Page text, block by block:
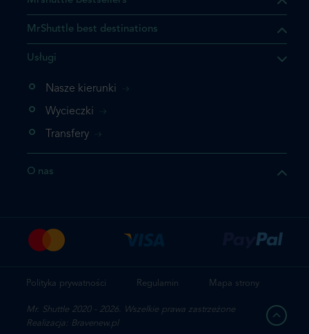
którego szukasz jest już
nie chcesz dodawać go
MrShuttle best destinations
Usługi
Nasze kierunki
Wycieczki
Transfery
O nas
Polityka prywatności Regulamin Mapa strony
Mr. Shuttle 2020 - 2026. Wszelkie prawa zastrzeżone
Realizacja: Bravenew.pl